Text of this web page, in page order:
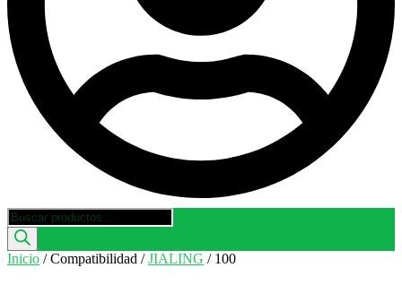
Búsqueda
de
productos
Inicio / Compatibilidad /JIALING / 100